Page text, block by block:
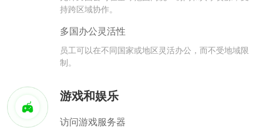
持跨区域协作。
多国办公灵活性
员工可以在不同国家或地区灵活办公，而不受地域限
制。
游戏和娱乐
访问游戏服务器